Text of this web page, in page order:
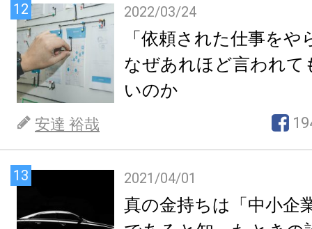
12 2022/03/24
「依頼された仕事を
なぜあれほど言われて
いのか
安達 裕哉
13 2021/04/01
真の金持ちは「中小企